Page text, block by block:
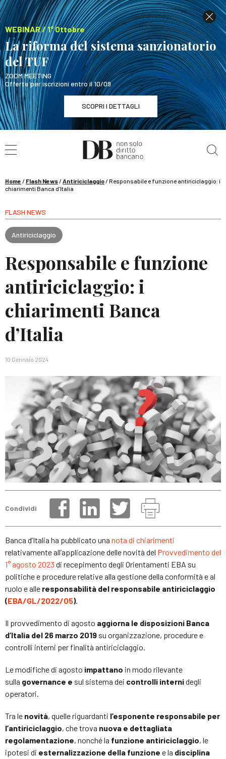
WEBINAR / 1° Ottobre
La riforma del sistema sanzionatorio
del TUF
ZOOM MEETING
Offerte per iscrizioni entro il 10/09
SCOPRI I DETTAGLI
WEBINAR / 1° Ottobre
La riforma del sistema sanzionatorio del TUF
Home / Flash News/Antiriciclaggio/Responsabile e funzione antiriciclaggio: i
chiarimenti Banca d’Italia
FLASH NEWS
Antiriciclaggio
Responsabile e funzione
antiriciclaggio: i
chiarimenti Banca
d’Italia
10 Gennaio 2024
Condividi
Banca d’Italia ha pubblicato una nota di chiarimenti
relativamente all’applicazione delle novità del Provvedimento del
1° agosto 2023 di recepimento degli Orientamenti EBA su
politiche e procedure relative alla gestione della conformità e al
ruolo e alle responsabilità del responsabile antiriciclaggio
(EBA/GL/2022/05).
Il provvedimento di agosto aggiorna le disposizioni Banca
d’Italia del 26 marzo 2019 su organizzazione, procedure e
controlli interni per finalità antiriciclaggio.
Le modifiche di agosto impattano in modo rilevante
sulla governance e sul sistema dei controlli internidegli
operatori.
Tra le novità, quelle riguardanti l’esponente responsabile per
l’antiriciclaggio, che trova nuova e dettagliata
regolamentazione, nonché la funzione antiriciclaggio, le
ipotesi di esternalizzazione della funzione e la disciplina